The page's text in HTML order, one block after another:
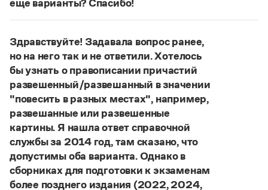
Словари русского языка как государственного
Справочники
Правила русской орфографии и пунктуации
Русский язык. Краткий теоретический курс
для школьников
Письмовник
Справочник по пунктуации
Словарь-справочник трудностей
Справочник по фразеологии
Азбучные истины
Словарь-справочник непростые слова
Управление в русском языке
Правила русской орфографии и пунктуации
еще варианты? Спасибо!
Сочетаниепогодные приметыотвечает нормам
сочетанияприметы (хорошей, плохой) погоды
приметы о погоде;приметы, относящиеся к
погоде.
Страница ответа
Здравствуйте! Задавала вопрос ранее,
но на него так и не ответили. Хотелось
бы узнать о правописании причастий
развешенный/развешанный в значении
"повесить в разных местах", например,
развешанные или развешенные
картины. Я нашла ответ справочной
службы за 2014 год, там сказано, что
допустимы оба варианта. Однако в
сборниках для подготовки к экзаменам
более позднего издания (2022, 2024,